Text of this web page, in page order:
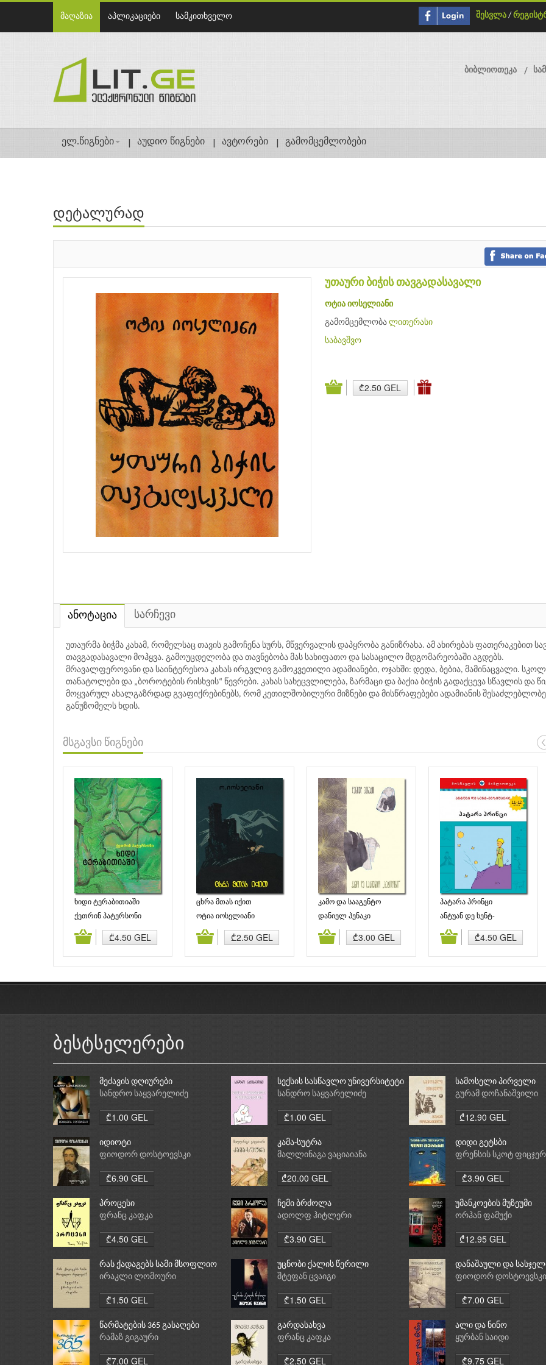
მაღაზია აპლიკაციები სამკითხველო შესვლა /
ბიბლიოთეკა
ელ.წიგნები აუდიო წიგნები ავტორები გამომცემლობები
დეტალურად
უთაური ბიჭის თავგადასავალი
ოტია იოსელიანი
გამომცემლობა ლითერასი
საბავშვო
₾2.50 GEL
ანოტაცია სარჩევი
უთაურმა ბიჭმა კახამ, რომელსაც თავის გამოჩენა სურს, მწვერვალის დაპყრობა განიზრახა. ამ ახირებას ფათერაკებით
თავგადასავალი მოჰყვა. გამოუცდელობა და თავნებობა მას სახიფათო და სასაცილო მდგომარეობაში აგდებს.
მრავალფეროვანი და საინტერესოა კახას ირგვლივ გამოკვეთილი ადამიანები, ოჯახში: დედა, ბებია, მამინაცვალი.
თანატოლები და „ბოროტების რისხვის“ წევრები. კახას სახეცვლილება, ზარმაცი და ბაქია ბიჭის გადაქცევა სწავლის და
მოყვარულ ახალგაზრდად გვაფიქრებინებს, რომ კეთილშობილური მიზნები და მისწრაფებები ადამიანის
განუზომელს ხდის.
მსგავსი წიგნები
ხიდი ტერაბითიაში
ქეთრინ პატერსონი
₾4.50 GEL
ცხრა მთას იქით
ოტია იოსელიანი
₾2.50 GEL
კამო და სააგენტო
„ბაბილონი“
დანიელ პენაკი
₾3.00 GEL
პატარა პრინცი
ანტუან დე სენტ-
ეგზიუპერი
₾4.50 GEL
კალათაში დამატება კალათაში დამატება კალათაში დამატება კალათაში დამატება
ბესტსელერები
მეძავის დღიურები
სანდრო საყვარელიძე
₾1.00 GEL
სექსის სასწავლო უნივერსიტეტი
სანდრო საყვარელიძე
₾1.00 GEL
სამოსელი პირველი
გურამ დოჩანაშვილი
₾12.90 GEL
იდიოტი
ფიოდორ დოსტოევსკი
₾6.90 GEL
კამა-სუტრა
მალლინაგა ვაციაიანა
₾20.00 GEL
დიდი გეტსბი
ფრენსის სკოტ
₾3.90 GEL
პროცესი
ფრანც კაფკა
₾4.50 GEL
ჩემი ბრძოლა
ადოლფ ჰიტლერი
₾3.90 GEL
უმანკოების მუზეუმი
ორჰან ფამუქი
₾12.95 GEL
რას ქადაგებს სამი მსოფლიო
რელიგია: ბუდიზმი,
ირაკლი ლომოური
₾1.50 GEL
უცნობი ქალის წერილი
შტეფან ცვაიგი
₾1.50 GEL
დანაშაული და
ფიოდორ დოსტოევსკი
₾7.00 GEL
წარმატების 365 გასაღები
რამაზ გიგაური
₾7.00 GEL
გარდასახვა
ფრანც კაფკა
₾2.50 GEL
ალი და ნინო
ყურბან საიდი
₾9.75 GEL